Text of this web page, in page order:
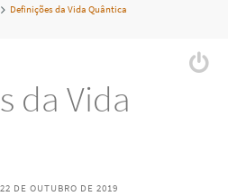
Definições da Vida Quântica
da Vida
22 DE OUTUBRO DE 2019